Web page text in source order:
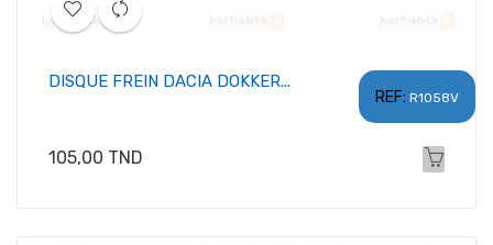
REF: R1058V
DISQUE FREIN DACIA DOKKER...
Prix
105,00 TND